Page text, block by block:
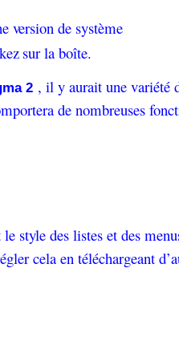
version de système
sur la boîte.
2 , il y aurait une variété
de nombreuses
style des listes et des
cela en téléchargeant